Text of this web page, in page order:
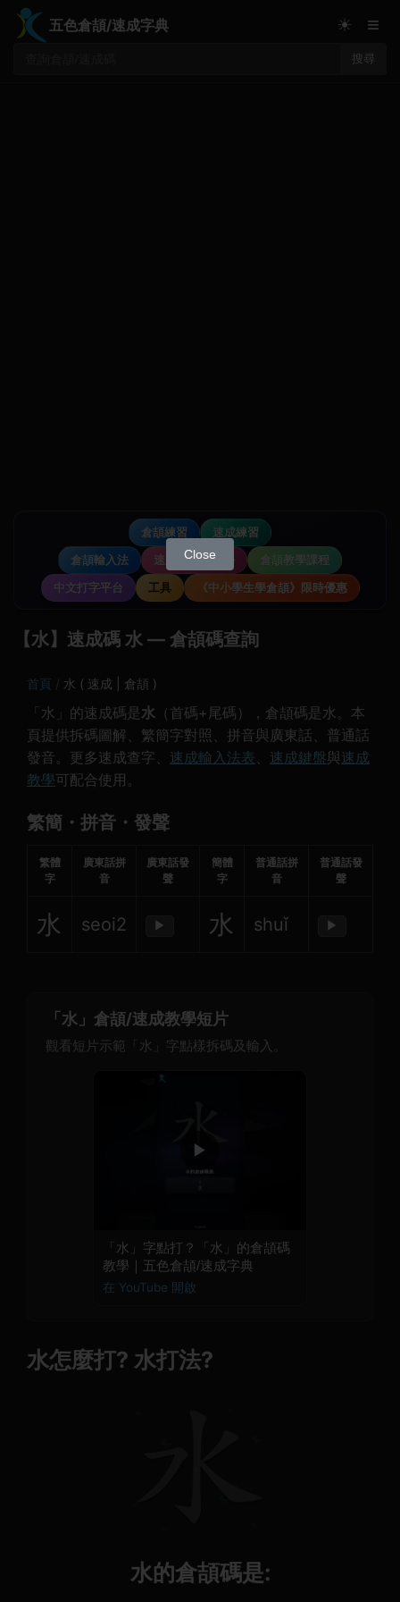
五色倉頡/速成字典
搜尋
☀ ≡
倉頡練習
速成練習
倉頡輸入法
速成輸入法教學
倉頡教學課程
中文打字平台
工具 《中小學生學倉頡》限時優惠
【水】速成碼 水 — 倉頡碼查詢
首頁 水 ( 速成 | 倉頡 )
「水」的速成碼是 水 （首碼+尾碼），倉頡碼是水。本
頁提供拆碼圖解、繁簡字對照、拼音與廣東話、普通話
發音。更多速成查字、 速成輸入法表、 速成鍵盤與速成
教學可配合使用。
繁簡・拼音・發聲
繁體
字
廣東話拼
音
廣東話發
聲
簡體
字
普通話拼
音
普通話發
聲
水 seoi2 ▶ 水 shuǐ ▶
「水」倉頡/速成教學短片
觀看短片示範「水」字點樣拆碼及輸入。
▶
「水」字點打？「水」的倉頡碼
教學｜五色倉頡/速成字典
在 YouTube 開啟
水怎麼打? 水打法?
水的倉頡碼是:
Close